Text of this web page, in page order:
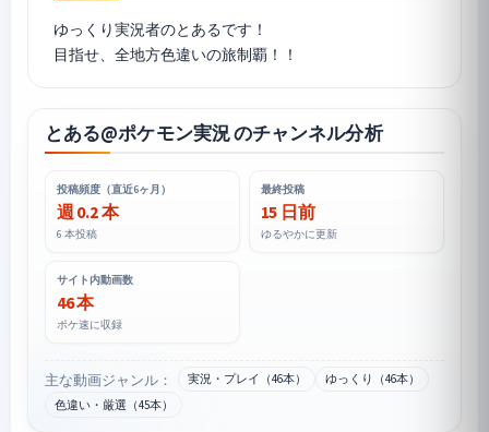
ゆっくり実況者のとあるです！
とある@ポケモン実況 のチャンネル分析
投稿頻度（直近6ヶ月）
週 0.2 本
6 本投稿
最終投稿
15 日前
ゆるやかに更新
サイト内動画数
46 本
ポケ速に収録
主な動画ジャンル： 実況・プレイ（46本）
ゆっくり（46本）
色違い・厳選（45本）